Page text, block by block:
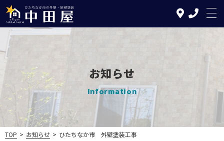
TOP
中田屋の特徴
塗装について
お知らせ
Information
TOP > お知らせ > ひたちなか市 外壁塗装工事